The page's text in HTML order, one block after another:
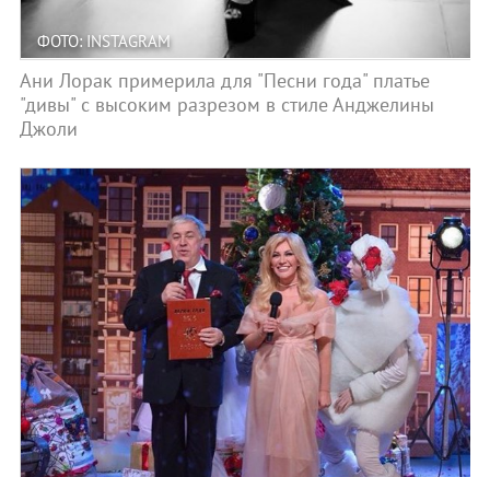
ФОТО: INSTAGRAM
Ани Лорак примерила для "Песни года" платье
"дивы" с высоким разрезом в стиле Анджелины
Джоли